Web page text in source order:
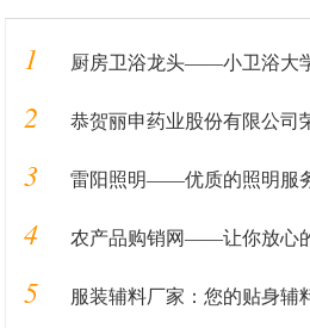
1 厨房卫浴龙头——小卫浴大
2 恭贺丽申药业股份有限公司荣
3 雷阳照明——优质的照明服
4 农产品购销网——让你放心
5 服装辅料厂家：您的贴身辅